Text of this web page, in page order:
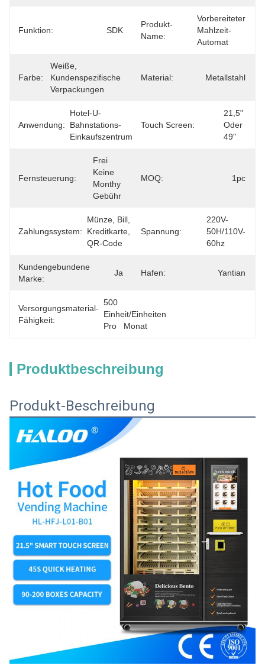
Funktion: SDK
Produkt-
Name:
Vorbereiteter
Mahlzeit-
Automat
Farbe:
Weiße,
Kundenspezifische
Verpackungen
Material: Metallstahl
Anwendung:
Hotel-U-
Bahnstations-
Einkaufszentrum
Touch Screen:
21,5"
Oder
49"
Fernsteuerung:
Frei
Keine
Monthy
Gebühr
MOQ: 1pc
Zahlungssystem:
Münze, Bill,
Kreditkarte,
QR-Code
Spannung:
220V-
50H/110V-
60hz
Kundengebundene
Marke:
Ja Hafen: Yantian
Versorgungsmaterial-
Fähigkeit:
500
Einheit/Einheiten
Pro   Monat
Produktbeschreibung
Produkt-Beschreibung